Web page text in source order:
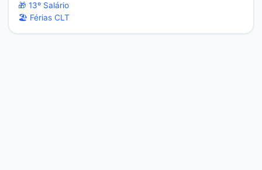
🎁 13º Salário
🏖️ Férias CLT